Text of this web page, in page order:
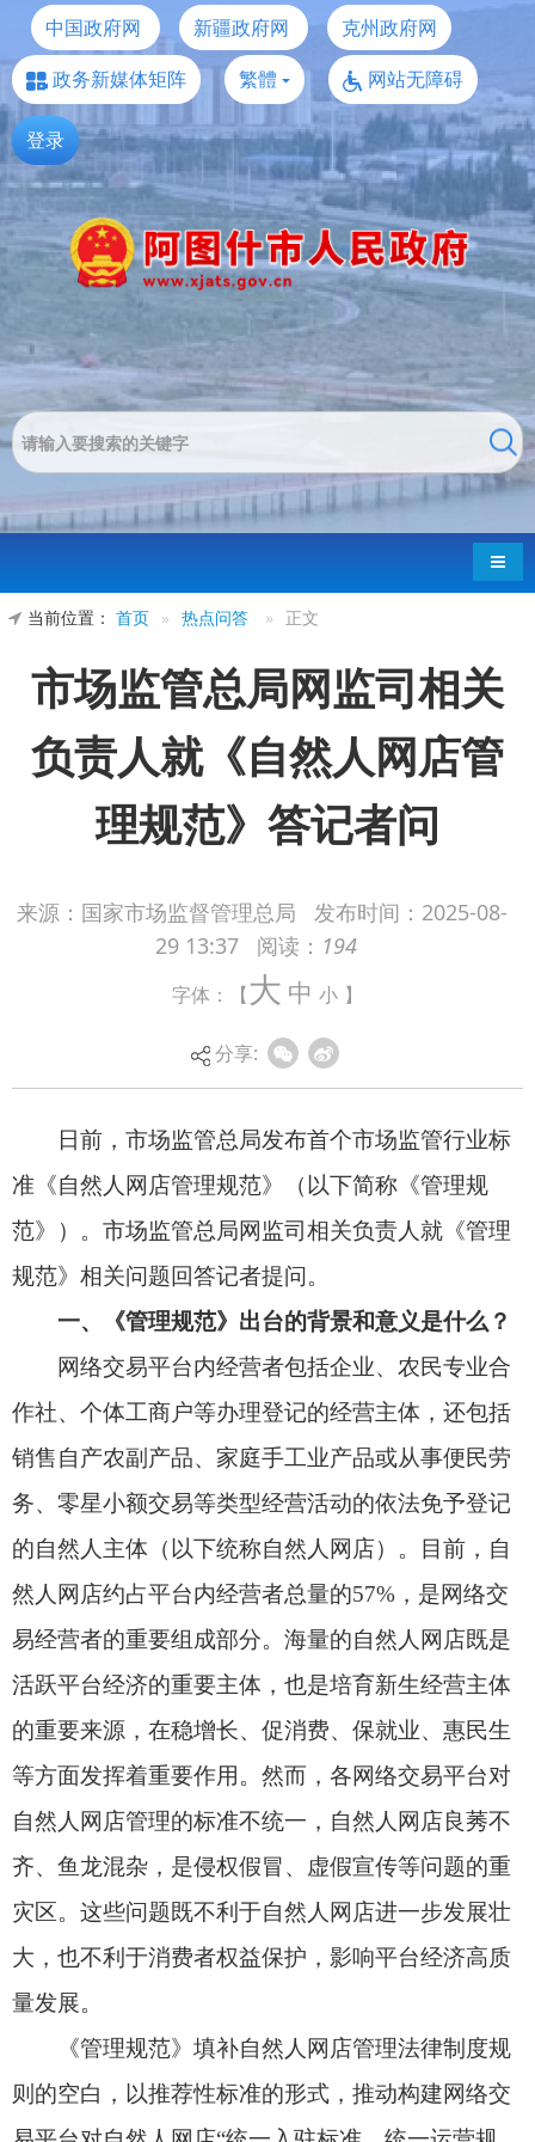
中国政府网 新疆政府网
克州政府网
政务新媒体矩阵
繁體 网站无障碍
登录
导航
当前位置： 首页 » 热点问答 » 正文
市场监管总局网监司相关
负责人就《自然人网店管
理规范》答记者问
来源：国家市场监督管理总局 发布时间： 2025-08-
29 13:37
阅读： 194
字体：【大 中 小 】
分享:
日前，市场监管总局发布首个市场监管行业标
准《自然人网店管理规范》（以下简称《管理规
规范》相关问题回答记者提问。
网络交易平台内经营者包括企业、农民专业合
作社、个体工商户等办理登记的经营主体，还包括
销售自产农副产品、家庭手工业产品或从事便民劳
的自然人主体（以下统称自然人网店）。目前，自
然人网店约占平台内经营者总量的57%，是网络交
易经营者的重要组成部分。海量的自然人网店既是
活跃平台经济的重要主体，也是培育新生经营主体
的重要来源，在稳增长、促消费、保就业、惠民生
自然人网店管理的标准不统一，自然人网店良莠不
齐、鱼龙混杂，是侵权假冒、虚假宣传等问题的重
灾区。这些问题既不利于自然人网店进一步发展壮
大，也不利于消费者权益保护，影响平台经济高质
量发展。
则的空白，以推荐性标准的形式，推动构建网络交
易平台对自然人网店“统一入驻标准、统一运营规
则、统一退出机制、统一数据报送标准”的“四个统
一”管理框架，实现对自然人网店“从生到灭”的全流
程全链条规范，引导自然人网店健康规范发展。
《管理规范》共八章、四个附录，规定了网络
交易平台经营者对自然人网店入驻、运营、退出和
数据报送等方面管理的要求。
一是统一入驻标准。在入驻环节，按照最小必
要原则，明确自然人网店入驻平台时网络交易平台